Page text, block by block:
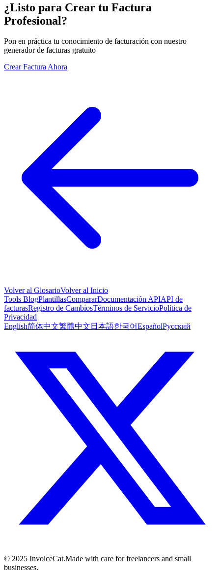
¿Listo para Crear tu Factura
Profesional?
Pon en práctica tu conocimiento de facturación con nuestro
generador de facturas gratuito
Crear Factura Ahora
Volver al GlosarioVolver al Inicio
Tools BlogPlantillasCompararDocumentación APIAPI de
facturasRegistro de CambiosTérminos de ServicioPolítica de
Privacidad
English简体中文繁體中文 日本語한국어EspañolРусский
© 2025 InvoiceCat.Made with care for freelancers and small
businesses.